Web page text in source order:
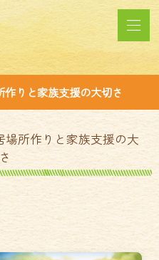
りと家族支援の大切さ
所作りと家族支援の大